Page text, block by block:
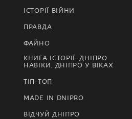
ІСТОРІЇ ВІЙНИ
ПРАВДА
ФАЙНО
КНИГА ІСТОРІЇ. ДНІПРО
НАВІКИ. ДНІПРО У ВІКАХ
ТІП-ТОП
MADE IN DNIPRO
ВІДЧУЙ ДНІПРО